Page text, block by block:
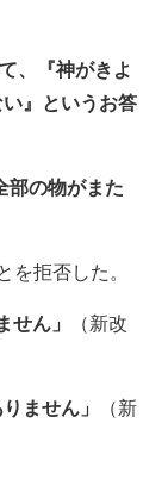
、『神がきよ
』というお答
部の物がまた
を拒否した。
せん」
（新改
ません」
（新